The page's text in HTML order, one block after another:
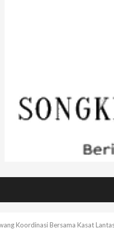
Koordinasi Bersama Kasat